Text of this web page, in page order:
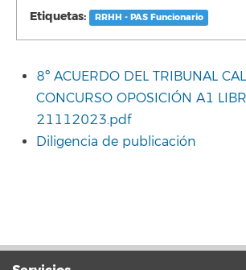
Etiquetas: RRHH - PAS Funcionario
8º ACUERDO DEL TRIBUNAL
CONCURSO OPOSICIÓN A1
21112023.pdf
Diligencia de publicación